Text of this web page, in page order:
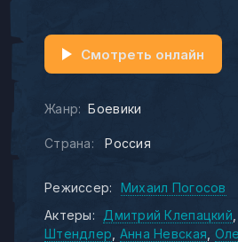
Жанр: Боевики
Страна: Россия
Смотреть онлайн
Режиссер:
Михаил Погосов
Актеры:
Дмитрий Клепацкий
Штендлер Анна Невская